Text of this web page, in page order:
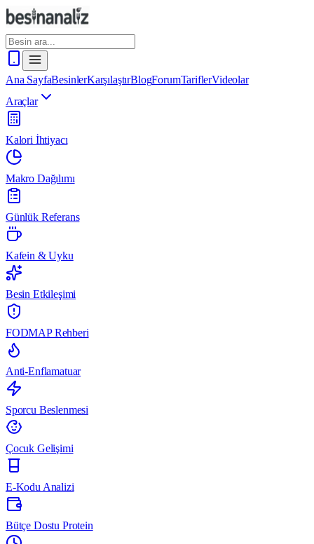
Ana SayfaBesinlerKarşılaştırBlogForumTariflerVideolar
Araçlar
Kalori İhtiyacı
Makro Dağılımı
Günlük Referans
Kafein & Uyku
Besin Etkileşimi
FODMAP Rehberi
Anti-Enflamatuar
Sporcu Beslenmesi
Çocuk Gelişimi
E-Kodu Analizi
Bütçe Dostu Protein